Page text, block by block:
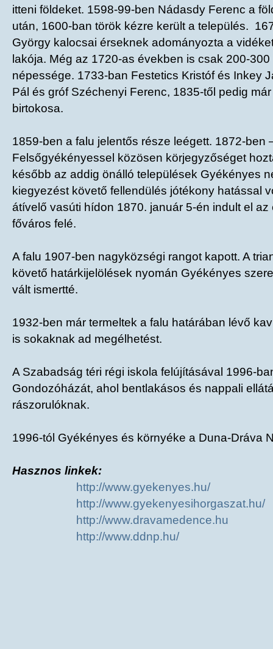
itteni földeket. 1598-99-ben Nádasdy Ferenc a
után, 1600-ban török kézre került a település.
György kalocsai érseknek adományozta a
lakója. Még az 1720-as években is csak 200-
népessége. 1733-ban Festetics Kristóf és Inkey
Pál és gróf Széchenyi Ferenc, 1835-től pedig
birtokosa.
1859-ben a falu jelentős része leégett. 1872-ben
Felsőgyékényessel közösen körjegyzőséget
később az addig önálló települések Gyékényes
kiegyezést követő fellendülés jótékony hatással
átívelő vasúti hídon 1870. január 5-én indult el
főváros felé.
A falu 1907-ben nagyközségi rangot kapott. A
követő határkijelölések nyomán Gyékényes
vált ismertté.
1932-ben már termeltek a falu határában lévő
is sokaknak ad megélhetést.
A Szabadság téri régi iskola felújításával 1996-
Gondozóházát, ahol bentlakásos és nappali
rászorulóknak.
1996-tól Gyékényes és környéke a Duna-Dráva
Hasznos linkek:
http://www.gyekenyes.hu/
http://www.gyekenyesihorgaszat.hu/
http://www.dravamedence.hu
http://www.ddnp.hu/